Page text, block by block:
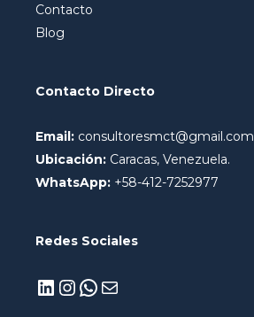
Contacto
Blog
Contacto Directo
Email: consultoresmct@gmail.com
Ubicación: Caracas, Venezuela.
WhatsApp: +58-412-7252977
Redes Sociales